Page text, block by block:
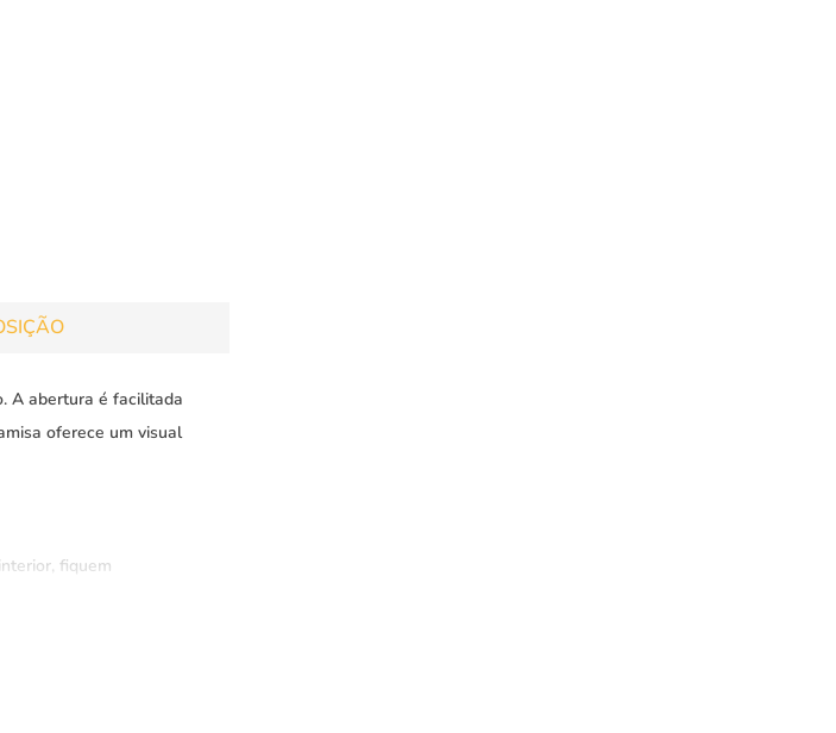
A abertura é facilitada
oferece um visual
fiquem